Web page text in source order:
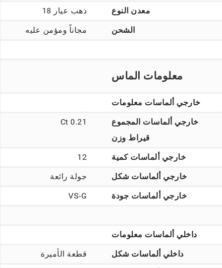
معدن النوع
ذهب عيار 18
الشحن مجاناً ومؤمن عليه
معلومات الماس
خارجي ألماسات معلومات
خارجي ألماسات المجموع
قيراط وزن
0.21 Ct
خارجي ألماسات كمية 12
خارجي ألماسات شكل جولة رائعة
خارجي ألماسات جودة VS-G
داخلي ألماسات معلومات
داخلي ألماسات شكل قطعة الأميرة